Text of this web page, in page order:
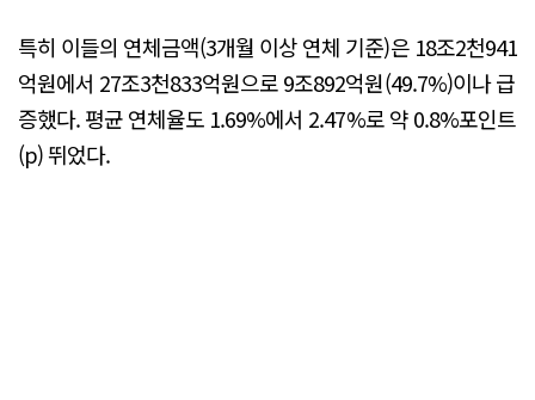
특히 이들의 연체금액(3개월 이상 연체 기준)은 18조2천941
억원에서 27조3천833억원으로 9조892억원(49.7%)이나 급
증했다. 평균 연체율도 1.69%에서 2.47%로 약 0.8%포인트
(p) 뛰었다.